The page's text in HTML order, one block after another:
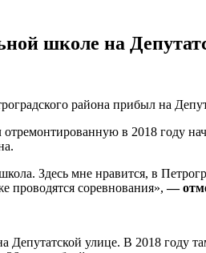
школе на
района прибыл на
отремонтированную в 2018 году
Здесь мне нравится, в
проводятся соревнования», —
улице. В 2018 году